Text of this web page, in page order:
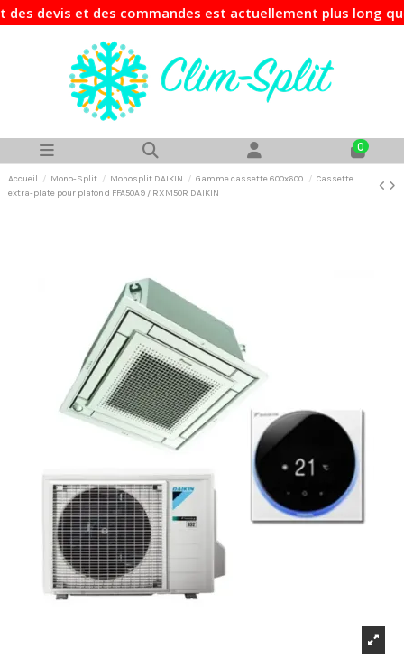
et des commandes est actuellement plus long que
0
Accueil Mono-Split Monosplit DAIKIN Gamme cassette 600x600
Cassette
extra-plate pour plafond FFA50A9 / RXM50R DAIKIN